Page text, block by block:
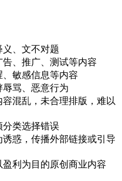
、文不对题
、推广、测试等内容
敏感信息等内容
辱骂、恶意行为
混乱，未合理排版，难以
分类选择错误
诱惑，传播外部链接或引导
利为目的原创商业内容